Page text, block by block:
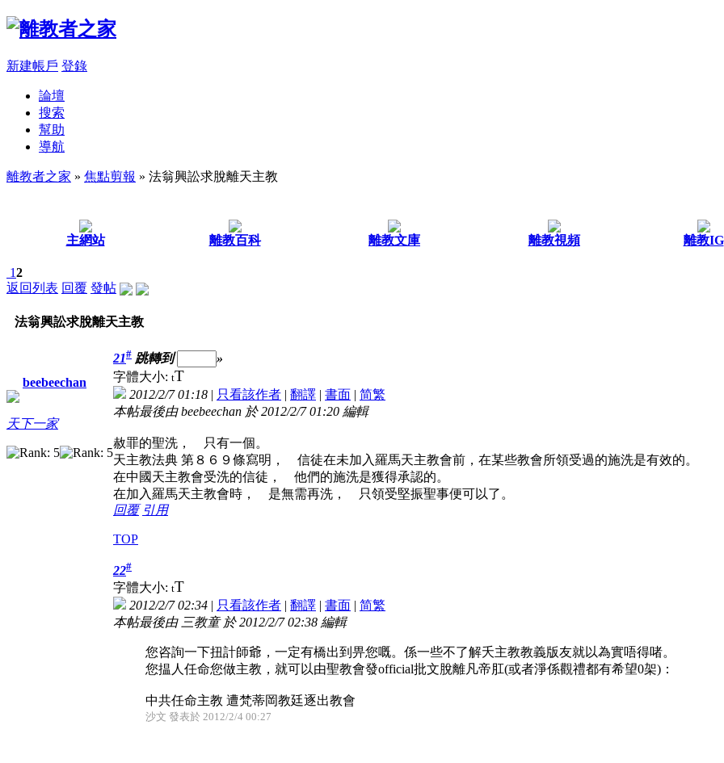
新建帳戶 登錄
論壇
搜索
幫助
導航
離教者之家 » 焦點剪報 » 法翁興訟求脫離天主教
主網站 離教百科 離教文庫 離教視頻 離教IG
12
返回列表 回覆 發帖
法翁興訟求脫離天主教
beebeechan
天下一家
21# 跳轉到
»
字體大小: tT
2012/2/7 01:18 | 只看該作者 | 翻譯 | 書面 | 简繁
本帖最後由 beebeechan 於 2012/2/7 01:20 編輯
赦罪的聖洗， 只有一個。
天主教法典 第８６９條寫明， 信徒在未加入羅馬天主教會前，在某些教會所領受過的施洗是有效的。
在中國天主教會受洗的信徒， 他們的施洗是獲得承認的。
在加入羅馬天主教會時， 是無需再洗， 只領受堅振聖事便可以了。
回覆 引用
TOP
22#
字體大小: tT
2012/2/7 02:34 | 只看該作者 | 翻譯 | 書面 | 简繁
本帖最後由 三教童 於 2012/2/7 02:38 編輯
您咨詢一下扭計師爺，一定有橋出到畀您嘅。係一些不了解夭主教教義版友就以為實唔得啫。
您揾人任命您做主教，就可以由聖教會發official批文脫離凡帝肛(或者淨係觀禮都有希望0架)：
中共任命主教 遭梵蒂岡教廷逐出教會
沙文 發表於 2012/2/4 00:27